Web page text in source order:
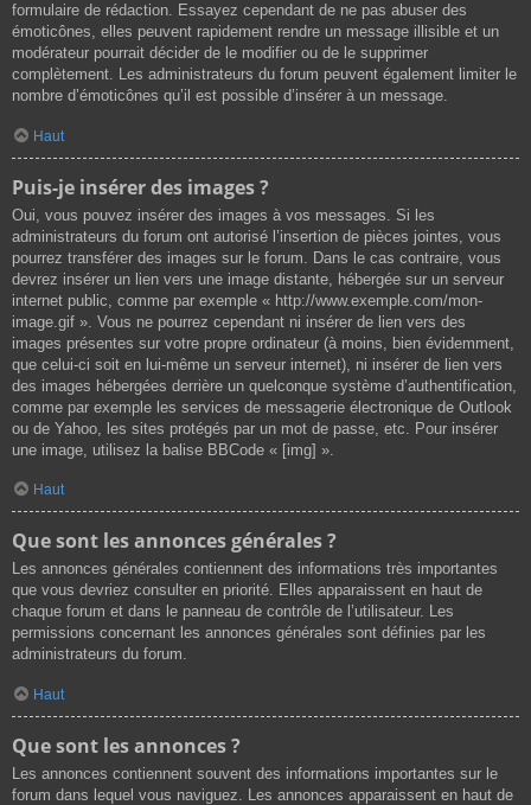
formulaire de rédaction. Essayez cependant de ne pas abuser des
émoticônes, elles peuvent rapidement rendre un message illisible et un
modérateur pourrait décider de le modifier ou de le supprimer
complètement. Les administrateurs du forum peuvent également limiter le
nombre d’émoticônes qu’il est possible d’insérer à un message.
Haut
Puis-je insérer des images ?
Oui, vous pouvez insérer des images à vos messages. Si les
administrateurs du forum ont autorisé l’insertion de pièces jointes, vous
pourrez transférer des images sur le forum. Dans le cas contraire, vous
devrez insérer un lien vers une image distante, hébergée sur un serveur
internet public, comme par exemple « http://www.exemple.com/mon-
image.gif ». Vous ne pourrez cependant ni insérer de lien vers des
images présentes sur votre propre ordinateur (à moins, bien évidemment,
que celui-ci soit en lui-même un serveur internet), ni insérer de lien vers
des images hébergées derrière un quelconque système d’authentification,
comme par exemple les services de messagerie électronique de Outlook
ou de Yahoo, les sites protégés par un mot de passe, etc. Pour insérer
une image, utilisez la balise BBCode « [img] ».
Haut
Que sont les annonces générales ?
Les annonces générales contiennent des informations très importantes
que vous devriez consulter en priorité. Elles apparaissent en haut de
chaque forum et dans le panneau de contrôle de l’utilisateur. Les
permissions concernant les annonces générales sont définies par les
administrateurs du forum.
Haut
Que sont les annonces ?
Les annonces contiennent souvent des informations importantes sur le
forum dans lequel vous naviguez. Les annonces apparaissent en haut de